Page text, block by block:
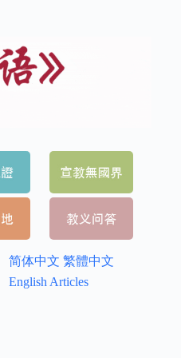
简体中文 繁體中文
English Articles